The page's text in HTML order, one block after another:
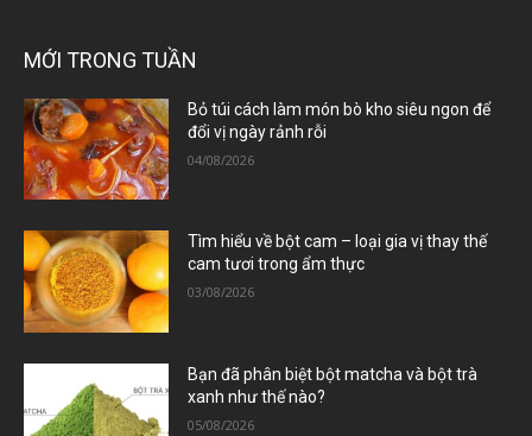
MỚI TRONG TUẦN
Bỏ túi cách làm món bò kho siêu ngon để
đổi vị ngày rảnh rỗi
04/08/2026
Tìm hiểu về bột cam – loại gia vị thay thế
cam tươi trong ẩm thực
03/08/2026
Bạn đã phân biệt bột matcha và bột trà
xanh như thế nào?
05/08/2026